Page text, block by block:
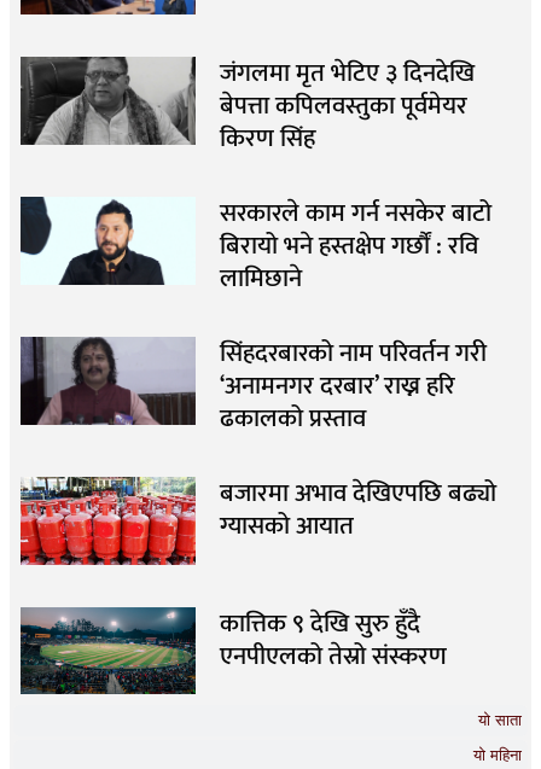
यो साता
यो महिना
जंगलमा मृत भेटिए ३ दिनदेखि
बेपत्ता कपिलवस्तुका पूर्वमेयर
किरण सिंह
सरकारले काम गर्न नसकेर बाटो
बिरायो भने हस्तक्षेप गर्छौं : रवि
लामिछाने
सिंहदरबारको नाम परिवर्तन गरी
‘अनामनगर दरबार’ राख्न हरि
ढकालको प्रस्ताव
बजारमा अभाव देखिएपछि बढ्यो
ग्यासको आयात
कात्तिक ९ देखि सुरु हुँदै
एनपीएलको तेस्रो संस्करण